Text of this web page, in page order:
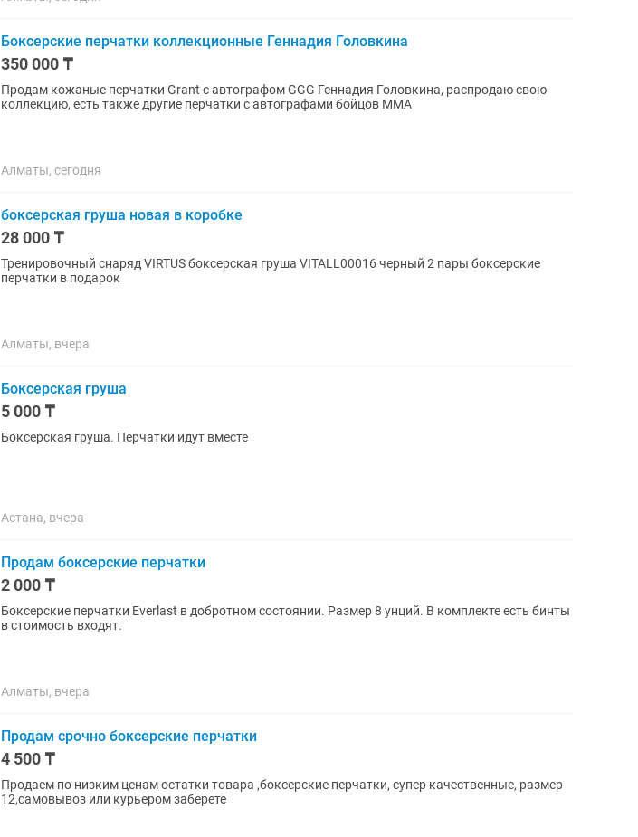
Боксерские перчатки коллекционные Геннадия Головкина
350 000 ₸
Продам кожаные перчатки Grant с автографом GGG Геннадия Головкина, распродаю свою
коллекцию, есть также другие перчатки с автографами бойцов ММА
Алматы, сегодня
боксерская груша новая в коробке
28 000 ₸
Тренировочный снаряд VIRTUS боксерская груша VITALL00016 черный 2 пары боксерские
перчатки в подарок
Алматы, вчера
Боксерская груша
5 000 ₸
Боксерская груша. Перчатки идут вместе
Астана, вчера
Продам боксерские перчатки
2 000 ₸
Боксерские перчатки Everlast в добротном состоянии. Размер 8 унций. В комплекте есть бинты
в стоимость входят.
Алматы, вчера
Продам срочно боксерские перчатки
4 500 ₸
Продаем по низким ценам остатки товара ,боксерские перчатки, супер качественные, размер
12,самовывоз или курьером заберете